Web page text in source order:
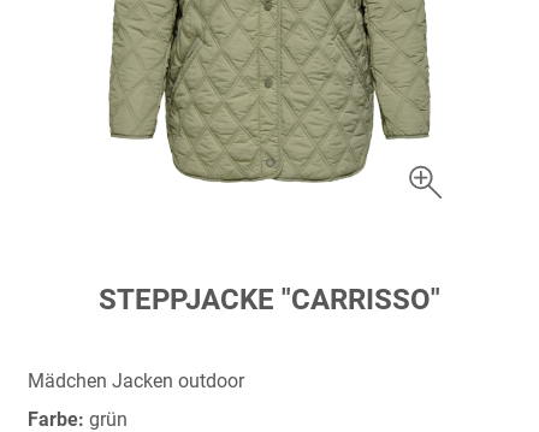
springen
STEPPJACKE "CARRISSO"
Mädchen Jacken outdoor
Farbe: grün